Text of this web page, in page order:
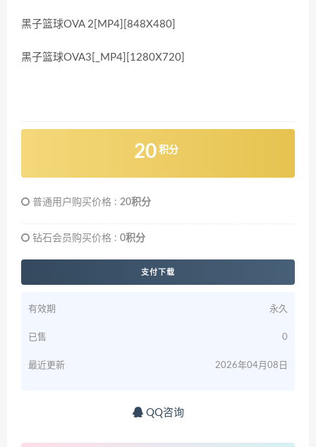
黑子篮球OVA 2[MP4][848X480]
黑子篮球OVA3[_MP4][1280X720]
20 积分
普通用户购买价格 : 20积分
钻石会员购买价格 : 0积分
支付下载
有效期 永久
已售 0
最近更新 2026年04月08日
QQ咨询